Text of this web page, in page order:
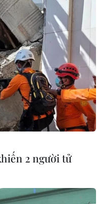
2 người tử